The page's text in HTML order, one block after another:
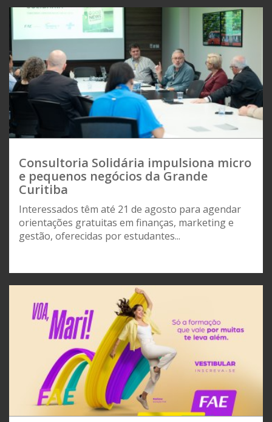
Consultoria Solidária impulsiona micro
e pequenos negócios da Grande
Curitiba
Interessados têm até 21 de agosto para agendar
orientações gratuitas em finanças, marketing e
gestão, oferecidas por estudantes...